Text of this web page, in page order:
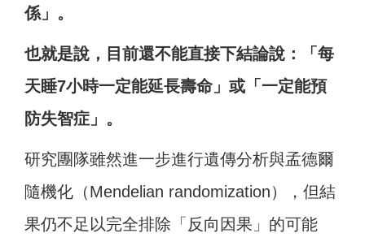
係」。
也就是說，目前還不能直接下結論說：「每
天睡7小時一定能延長壽命」或「一定能預
防失智症」。
研究團隊雖然進一步進行遺傳分析與孟德爾
隨機化（Mendelian randomization），但結
果仍不足以完全排除「反向因果」的可能